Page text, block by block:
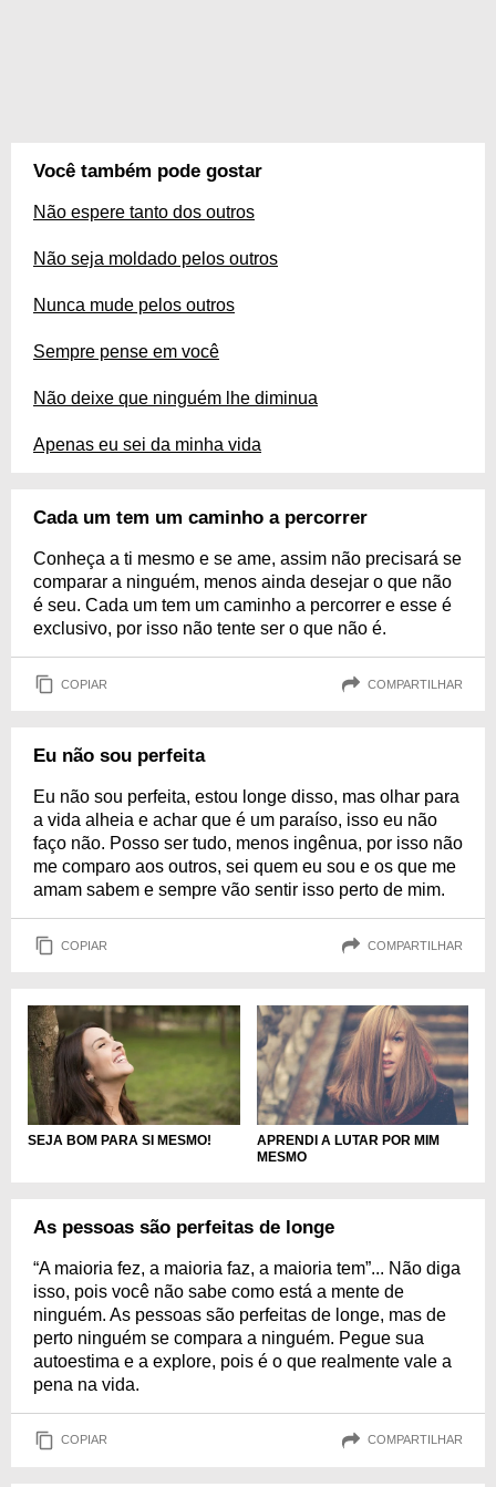
Você também pode gostar
Não espere tanto dos outros
Não seja moldado pelos outros
Nunca mude pelos outros
Sempre pense em você
Não deixe que ninguém lhe diminua
Apenas eu sei da minha vida
Cada um tem um caminho a percorrer
Conheça a ti mesmo e se ame, assim não precisará se
comparar a ninguém, menos ainda desejar o que não
é seu. Cada um tem um caminho a percorrer e esse é
exclusivo, por isso não tente ser o que não é.
COPIAR COMPARTILHAR
Eu não sou perfeita
Eu não sou perfeita, estou longe disso, mas olhar para
a vida alheia e achar que é um paraíso, isso eu não
faço não. Posso ser tudo, menos ingênua, por isso não
me comparo aos outros, sei quem eu sou e os que me
amam sabem e sempre vão sentir isso perto de mim.
COPIAR COMPARTILHAR
SEJA BOM PARA SI MESMO!
APRENDI A LUTAR POR MIM
MESMO
As pessoas são perfeitas de longe
“A maioria fez, a maioria faz, a maioria tem”... Não diga
isso, pois você não sabe como está a mente de
ninguém. As pessoas são perfeitas de longe, mas de
perto ninguém se compara a ninguém. Pegue sua
autoestima e a explore, pois é o que realmente vale a
pena na vida.
COPIAR COMPARTILHAR